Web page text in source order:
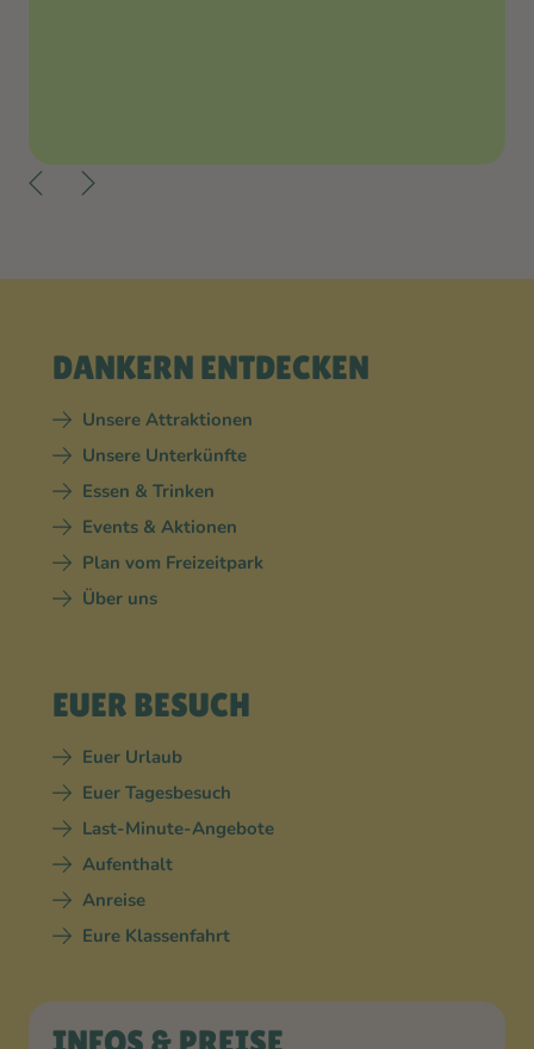
DANKERN ENTDECKEN
Unsere Attraktionen
Unsere Unterkünfte
Essen & Trinken
Events & Aktionen
Plan vom Freizeitpark
Über uns
EUER BESUCH
Euer Urlaub
Euer Tagesbesuch
Last-Minute-Angebote
Aufenthalt
Anreise
Eure Klassenfahrt